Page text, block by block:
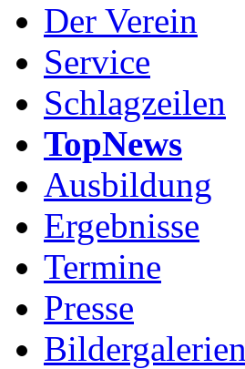
Der Verein
Service
Schlagzeilen
TopNews
Ausbildung
Ergebnisse
Termine
Presse
Bildergalerien